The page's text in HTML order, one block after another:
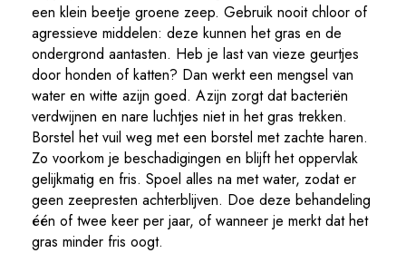
een klein beetje groene zeep. Gebruik nooit chloor of
agressieve middelen: deze kunnen het gras en de
ondergrond aantasten. Heb je last van vieze geurtjes
door honden of katten? Dan werkt een mengsel van
water en witte azijn goed. Azijn zorgt dat bacteriën
verdwijnen en nare luchtjes niet in het gras trekken.
Borstel het vuil weg met een borstel met zachte haren.
Zo voorkom je beschadigingen en blijft het oppervlak
gelijkmatig en fris. Spoel alles na met water, zodat er
geen zeepresten achterblijven. Doe deze behandeling
één of twee keer per jaar, of wanneer je merkt dat het
gras minder fris oogt.